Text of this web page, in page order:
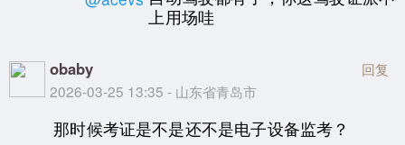
上用场哇
obaby
2026-03-25 13:35 - 山东省青岛市
回复
那时候考证是不是还不是电子设备监考？